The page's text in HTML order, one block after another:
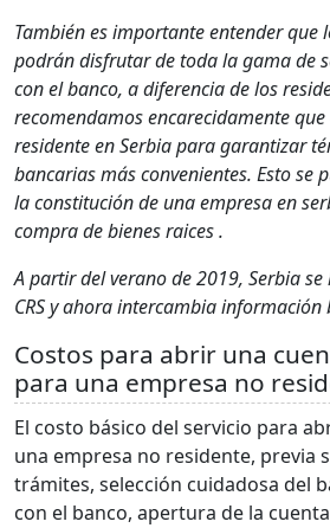
También es importante entender que
podrán disfrutar de toda la gama de
con el banco, a diferencia de los
recomendamos encarecidamente
residente en Serbia para garantizar
bancarias más convenientes. Esto se
la constitución de una empresa en
compra de bienes raices .
A partir del verano de 2019, Serbia
CRS y ahora intercambia información
Costos para abrir una
para una empresa no
El costo básico del servicio para
una empresa no residente, previa
trámites, selección cuidadosa del
con el banco, apertura de la